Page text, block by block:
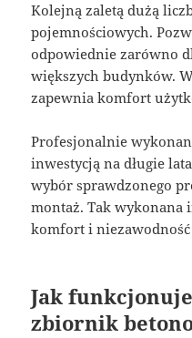
Kolejną zaletą dużą
pojemnościowych.
odpowiednie zarówno
większych budynków.
zapewnia komfort
Profesjonalnie
inwestycją na długie
wybór sprawdzonego
montaż. Tak wykonana
komfort i niezawodność
Jak
zbiornik